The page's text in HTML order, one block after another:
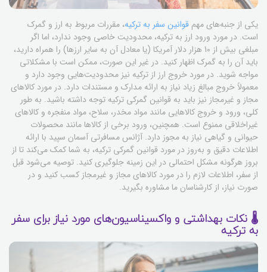
یکی از جنبه‌های مهم قوانین سفر به ترکیه، مقررات مربوط به ارز و گمرک
است. در مورد ورود ارز به ترکیه، محدودیت خاصی وجود ندارد، اما اگر
مبلغی بیش از 10 هزار دلار آمریکا (یا معادل آن به سایر ارزها) را همراه دارید،
باید آن را به گمرک اظهار کنید. در غیر این صورت، ممکن است با مشکلاتی
مواجه شوید. در مورد خروج ارز از ترکیه نیز محدودیت‌هایی وجود دارد و
معمولاً خروج مبالغ زیاد نیاز به ارائه مدارک و مستندات دارد. در مورد کالاهای
مجاز و غیرمجاز نیز باید به قوانین گمرکی ترکیه توجه داشته باشید. به طور
کلی، ورود و خروج کالاهایی مانند مواد مخدر، سلاح، مواد منفجره و کالاهای
غیراخلاقی ممنوع است. همچنین، ورود برخی از کالاها مانند محصولات
حیوانی و گیاهی نیاز به مجوز دارد. آژانس مسافرتی آسمان سپید با ارائه
اطلاعات دقیق و به‌روز در مورد قوانین گمرکی ترکیه، به شما کمک می‌کند تا از
بروز هرگونه مشکل احتمالی در این زمینه جلوگیری کنید. توصیه می‌شود قبل
از سفر، اطلاعات لازم را در مورد کالاهای مجاز و غیرمجاز کسب کنید و در
صورت نیاز، از کارشناسان ما مشاوره بگیرید.
🌡️ نکات بهداشتی و واکسیناسیون‌های مورد نیاز برای سفر
به ترکیه